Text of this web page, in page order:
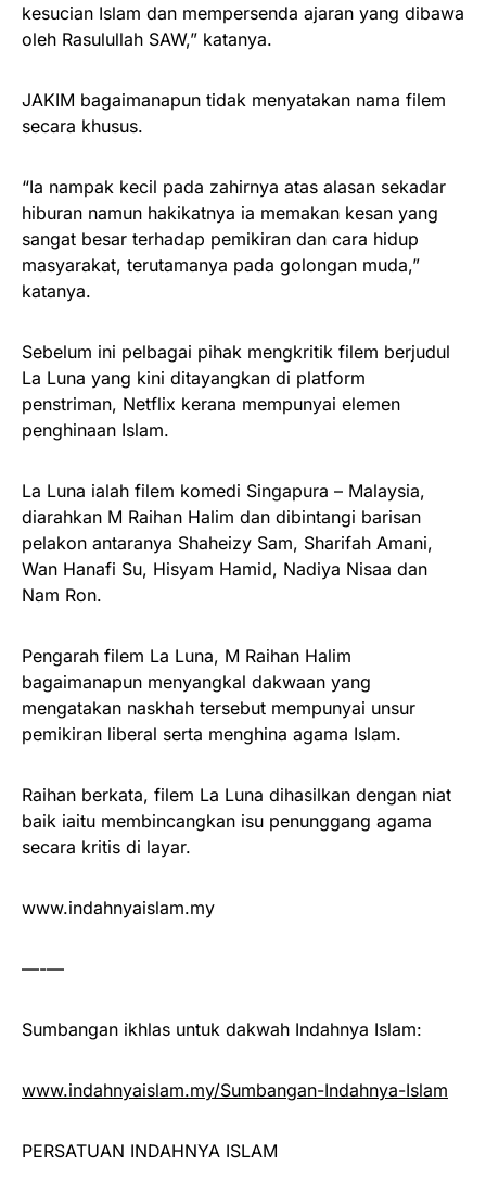
kesucian Islam dan mempersenda ajaran yang dibawa
oleh Rasulullah SAW,” katanya.
JAKIM bagaimanapun tidak menyatakan nama filem
secara khusus.
“Ia nampak kecil pada zahirnya atas alasan sekadar
hiburan namun hakikatnya ia memakan kesan yang
sangat besar terhadap pemikiran dan cara hidup
masyarakat, terutamanya pada golongan muda,”
katanya.
Sebelum ini pelbagai pihak mengkritik filem berjudul
La Luna yang kini ditayangkan di platform
penstriman, Netflix kerana mempunyai elemen
penghinaan Islam.
La Luna ialah filem komedi Singapura – Malaysia,
diarahkan M Raihan Halim dan dibintangi barisan
pelakon antaranya Shaheizy Sam, Sharifah Amani,
Wan Hanafi Su, Hisyam Hamid, Nadiya Nisaa dan
Nam Ron.
Pengarah filem La Luna, M Raihan Halim
bagaimanapun menyangkal dakwaan yang
mengatakan naskhah tersebut mempunyai unsur
pemikiran liberal serta menghina agama Islam.
Raihan berkata, filem La Luna dihasilkan dengan niat
baik iaitu membincangkan isu penunggang agama
secara kritis di layar.
www.indahnyaislam.my
—-—
Sumbangan ikhlas untuk dakwah Indahnya Islam:
www.indahnyaislam.my/Sumbangan-Indahnya-Islam
PERSATUAN INDAHNYA ISLAM